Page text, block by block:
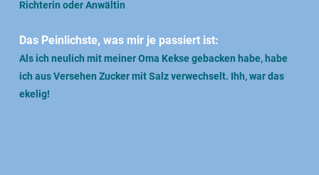
Richterin oder Anwältin
Das Peinlichste, was mir je passiert ist:
Als ich neulich mit meiner Oma Kekse gebacken habe, habe
ich aus Versehen Zucker mit Salz verwechselt. Ihh, war das
ekelig!